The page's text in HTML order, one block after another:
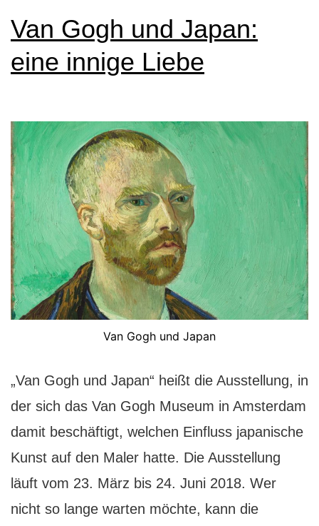
Van Gogh und Japan:
eine innige Liebe
Van Gogh und Japan
„Van Gogh und Japan“ heißt die Ausstellung, in
der sich das Van Gogh Museum in Amsterdam
damit beschäftigt, welchen Einfluss japanische
Kunst auf den Maler hatte. Die Ausstellung
läuft vom 23. März bis 24. Juni 2018. Wer
nicht so lange warten möchte, kann die